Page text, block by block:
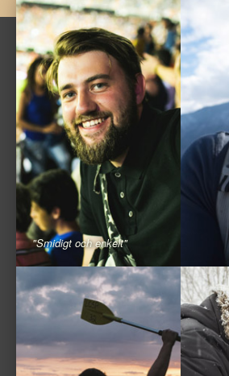
"Smidigt och enkelt"